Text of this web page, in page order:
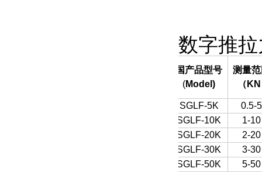
数字推
国产品型号
(Model)
测量
（ KN
SGLF-5K
0.5-5
SGLF-10K
1-10
SGLF-20K
2-20
SGLF-30K
3-30
SGLF-50K
5-50